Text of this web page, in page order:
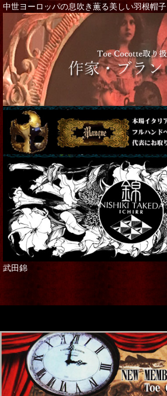
中世ヨーロッパの息吹き薫る美しい羽根帽子
武田錦